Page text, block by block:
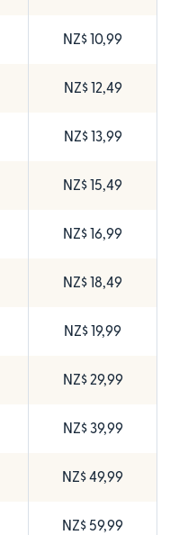
NZ$ 10,99
NZ$ 12,49
NZ$ 13,99
NZ$ 15,49
NZ$ 16,99
NZ$ 18,49
NZ$ 19,99
NZ$ 29,99
NZ$ 39,99
NZ$ 49,99
NZ$ 59,99